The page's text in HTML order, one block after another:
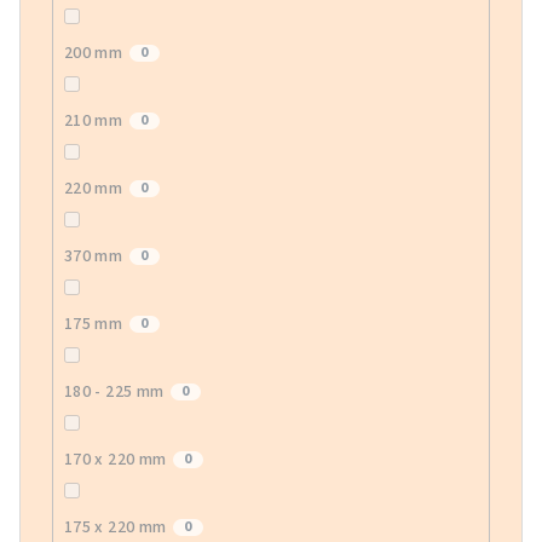
200 mm 0
210 mm 0
220 mm 0
370 mm 0
175 mm 0
180 - 225 mm 0
170 x 220 mm 0
175 x 220 mm 0